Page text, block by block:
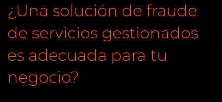
¿Una solución de fraude
de servicios gestionados
es adecuada para tu
negocio?